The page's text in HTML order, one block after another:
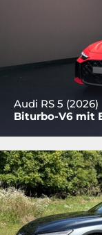
Audi RS 5 (2026)
Biturbo-V6 mit